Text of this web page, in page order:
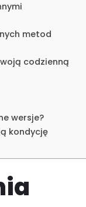
metod
codzienną
wersje?
kondycję